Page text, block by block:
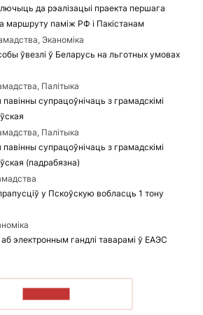
да рэалізацыі праекта першага
маршруту паміж РФ і Пакістанам
Эканоміка
ўвезлі ў Беларусь на льготных умовах
Палітыка
супрацоўнічаць з грамадскімі
Палітыка
супрацоўнічаць з грамадскімі
(падрабязна)
у Пскоўскую вобласць 1 тону
электронным гандлі таварамі ў ЕАЭС